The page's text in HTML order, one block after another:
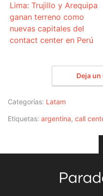
Lima: Trujillo y Arequipa
ganan terreno como
nuevas capitales del
contact center en Perú
Deja
Categorías: Latam
Etiquetas: argentina, call